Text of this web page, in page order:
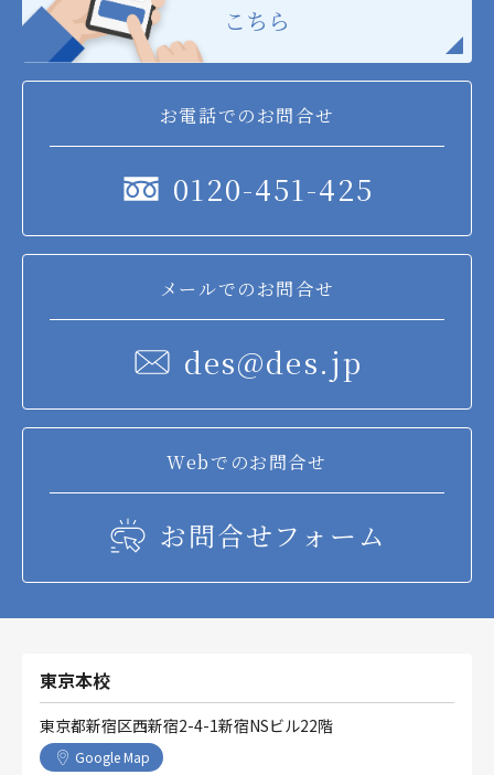
こちら
お電話でのお問合せ
0120-451-425
メールでのお問合せ
des@des.jp
Webでのお問合せ
お問合せフォーム
東京本校
東京都新宿区西新宿2-4-1新宿NSビル22階
Google Map